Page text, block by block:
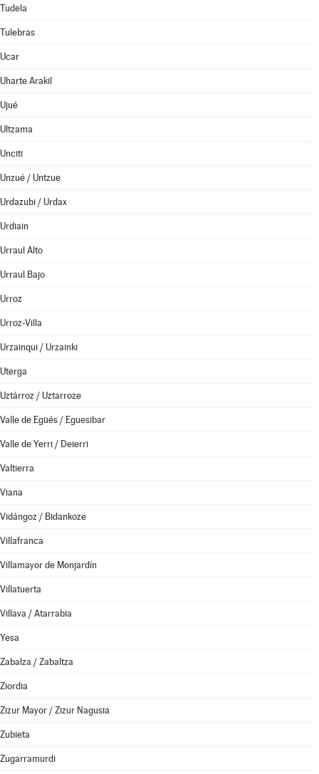
Tudela
Tulebras
Ucar
Uharte Arakil
Ujué
Ultzama
Unciti
Unzué / Untzue
Urdazubi / Urdax
Urdiain
Urraul Alto
Urraul Bajo
Urroz
Urroz-Villa
Urzainqui / Urzainki
Uterga
Uztárroz / Uztarroze
Valle de Egüés / Eguesibar
Valle de Yerri / Deierri
Valtierra
Viana
Vidángoz / Bidankoze
Villafranca
Villamayor de Monjardín
Villatuerta
Villava / Atarrabia
Yesa
Zabalza / Zabaltza
Ziordia
Zizur Mayor / Zizur Nagusia
Zubieta
Zugarramurdi